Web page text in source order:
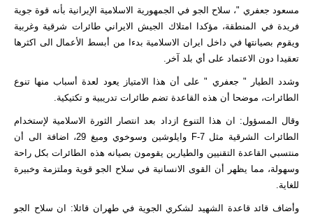
مسعود جعفري "، سلاح الجو في الجمهورية الاسلامية الإيرانية بأنه قوة جوية
فريدة في المنطقة، مؤكدا امتلاك الجيش الايراني طائرات شرقية وغربية
ويقوم بصيانتها في داخل ايران الاسلامية بدءا من أبسط الأعمال الى اكثرها
تعقيدا دون الاعتماد على أي بلد آخر.
وشدد الطيار " جعفري " على أن هذا الامتياز يعود لعدة أسباب منها تنوع
الطائرات، موضحا أن هذه القاعدة تضم طائرات تدريبية و تكتيكية.
وقال المسؤول: ان هذا التنوع ازداد بعد انتصار الثورة الاسلامية لإستخدام
الطائرات الشرقية مثل F-7 وايلوشين وسوخوي وميغ 29، اضافة الى أن
منتسبي القاعدة التقنيين والطيارين يقومون بصيانه هذه الطائرات بكل راحة
وسهولة، مما يظهر أن القوى الانسانية في سلاح الجو قوية وملتزمة وخبيرة
للغاية.
وأضاف قائد قاعدة الشهيد لشكري الجوية في طهران قائلا: ان سلاح الجو